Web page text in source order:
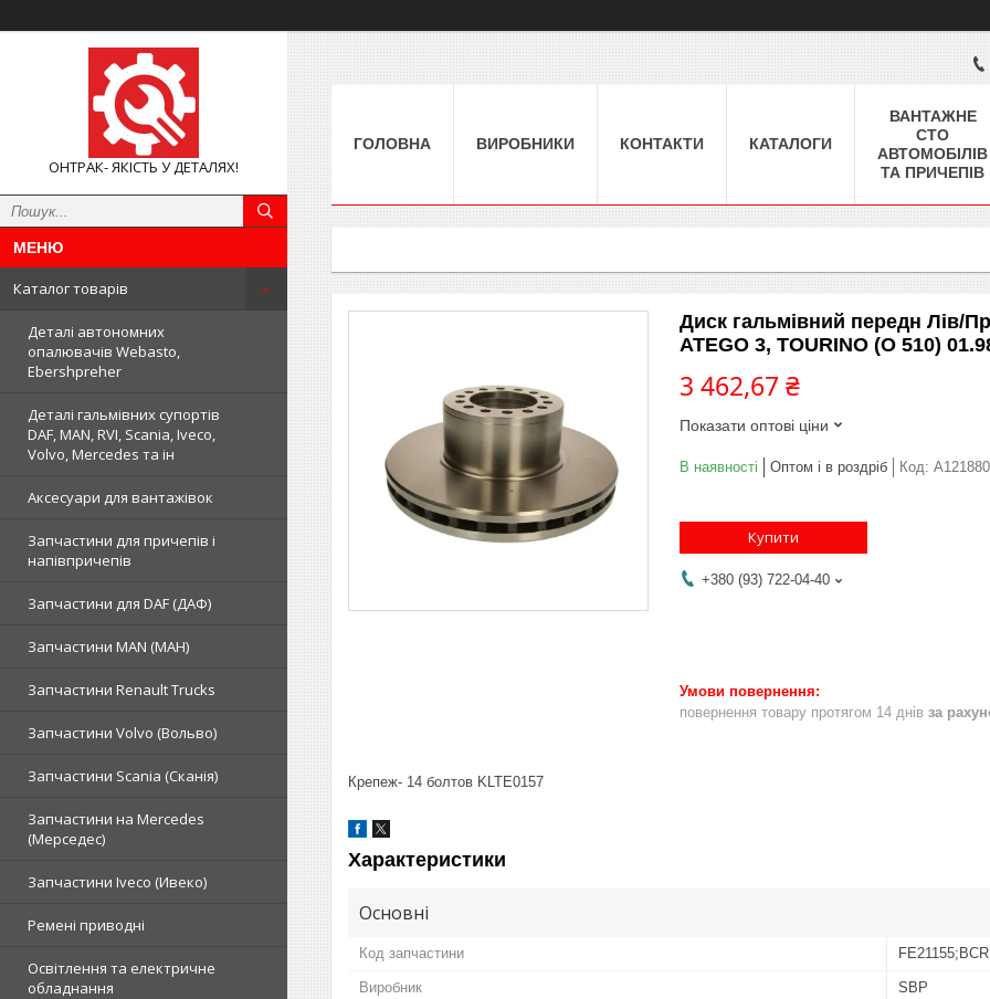
ОНТРАК- ЯКІСТЬ У ДЕТАЛЯХ!
Каталог товарів
Деталі автономних
опалювачів Webasto,
Ebershpreher
Деталі гальмівних супортів
DAF, MAN, RVI, Scania, Iveco,
Volvo, Mercedes та ін
Аксесуари для вантажівок
Запчастини для причепів і
напівпричепів
Запчастини для DAF (ДАФ)
Запчастини MAN (МАН)
Запчастини Renault Trucks
Запчастини Volvo (Вольво)
Запчастини Scania (Сканія)
Запчастини на Mercedes
(Мерседес)
Запчастини Iveco (Ивеко)
Ремені приводні
Освітлення та електричне
обладнання
ГОЛОВНА ВИРОБНИКИ КОНТАКТИ КАТАЛОГИ
ВАНТАЖНЕ
СТО
АВТОМОБІЛІВ
ТА ПРИЧЕПІВ
Диск гальмівний передн Лів/
ATEGO 3, TOURINO (O 510)
3 462,67 ₴
Показати оптові ціни
В наявності Оптом і в роздріб Код: A121880
Купити
+380 (93) 722-04-40
повернення товару протягом 14 днів за
Крепеж- 14 болтов KLTE0157
Характеристики
Основні
Код запчастини
Виробник SBP